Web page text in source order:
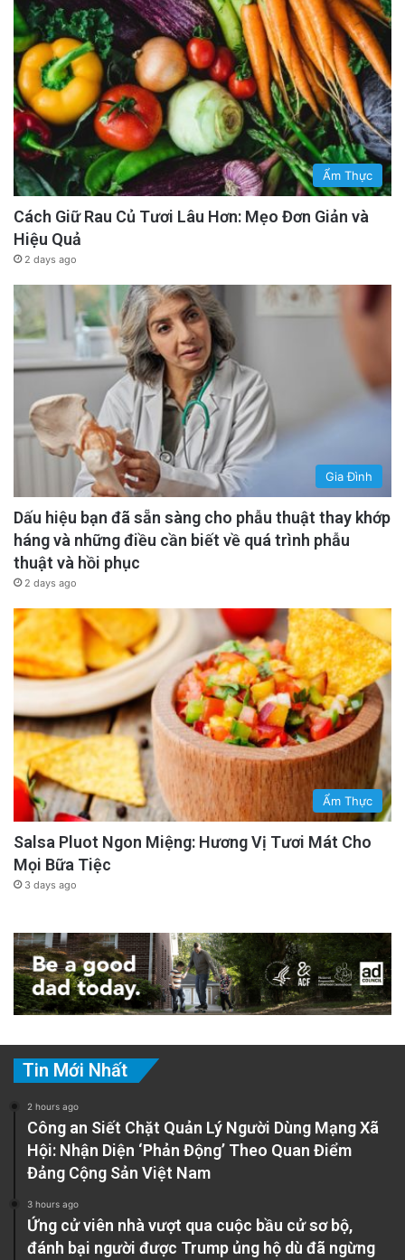
Ẩm Thực
Cách Giữ Rau Củ Tươi Lâu Hơn: Mẹo Đơn Giản và
Hiệu Quả
2 days ago
Gia Đình
Dấu hiệu bạn đã sẵn sàng cho phẫu thuật thay khớp
háng và những điều cần biết về quá trình phẫu
thuật và hồi phục
2 days ago
Ẩm Thực
Salsa Pluot Ngon Miệng: Hương Vị Tươi Mát Cho
Mọi Bữa Tiệc
3 days ago
Tin Mới Nhất
2 hours ago
Công an Siết Chặt Quản Lý Người Dùng Mạng Xã
Hội: Nhận Diện ‘Phản Động’ Theo Quan Điểm
Đảng Cộng Sản Việt Nam
3 hours ago
Ứng cử viên nhà vượt qua cuộc bầu cử sơ bộ,
đánh bại người được Trump ủng hộ dù đã ngừng